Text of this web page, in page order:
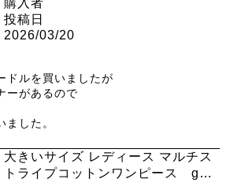
購入者
投稿日
2026/03/20
ドルを買いましたが
ーがあるので
した。
大きいサイズ レディース マルチス
トライプコットンワンピース gold